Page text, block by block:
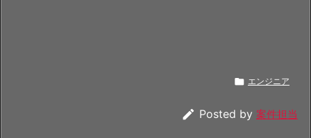
 エンジニア
 Posted by 案件担当